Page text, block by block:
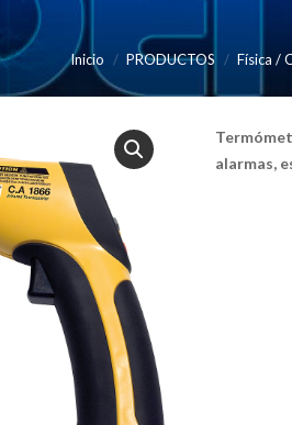
Inicio PRODUCTOS Física /
alarmas,